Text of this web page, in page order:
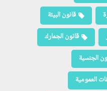
قانون البيئة
قانون الجمارك
الجنسية
العمومية